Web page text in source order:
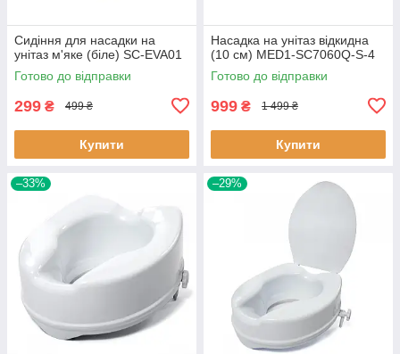
Сидіння для насадки на
унітаз м'яке (біле) SC-EVA01
Готово до відправки
299 ₴ 499 ₴
Купити
Насадка на унітаз відкидна
(10 см) MED1-SC7060Q-S-4
Готово до відправки
999 ₴ 1 499 ₴
Купити
–33% –29%